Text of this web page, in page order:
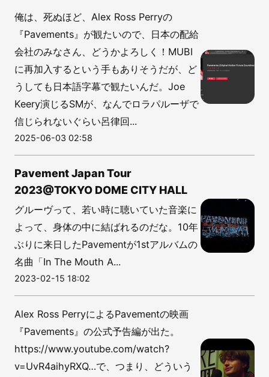
俺は、死ぬほど、Alex Ross Perryの
『Pavements』が観たいので、日本の配給
会社のみなさん、どうかよろしく！MUBI
に再加入するという手もありそうだが、ど
うしても日本語字幕で観たいんだ。Joe
Keery演じるSMが、なんでロラパルーザで
信じられないぐらい呂律回...
2025-06-03 02:58
Pavement Japan Tour
2023@TOKYO DOME CITY HALL
グルーヴって、若い時に聴いていた音楽に
よって、身体の中に結ばれるのだな。10年
ぶりに来日したPavementが1stアルバムの
名曲「In The Mouth A...
2023-02-15 18:02
Alex Ross PerryによるPavementの映画
『Pavements』の公式予告編が出た。
https://www.youtube.com/watch?
v=UvR4aihyRXQ…で、つまり、どういう